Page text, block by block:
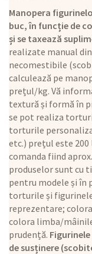
Manopera
buc, în funcție de
și se taxează
realizate manual
necomestibile
calculează pe
prețul/kg. Vă
textură și formă în
se pot realiza
torturile
etc.) prețul este
comanda fiind
produselor sunt cu
pentru modele și în
torturile și
reprezentare;
colora limba/
prudență.
de susținere